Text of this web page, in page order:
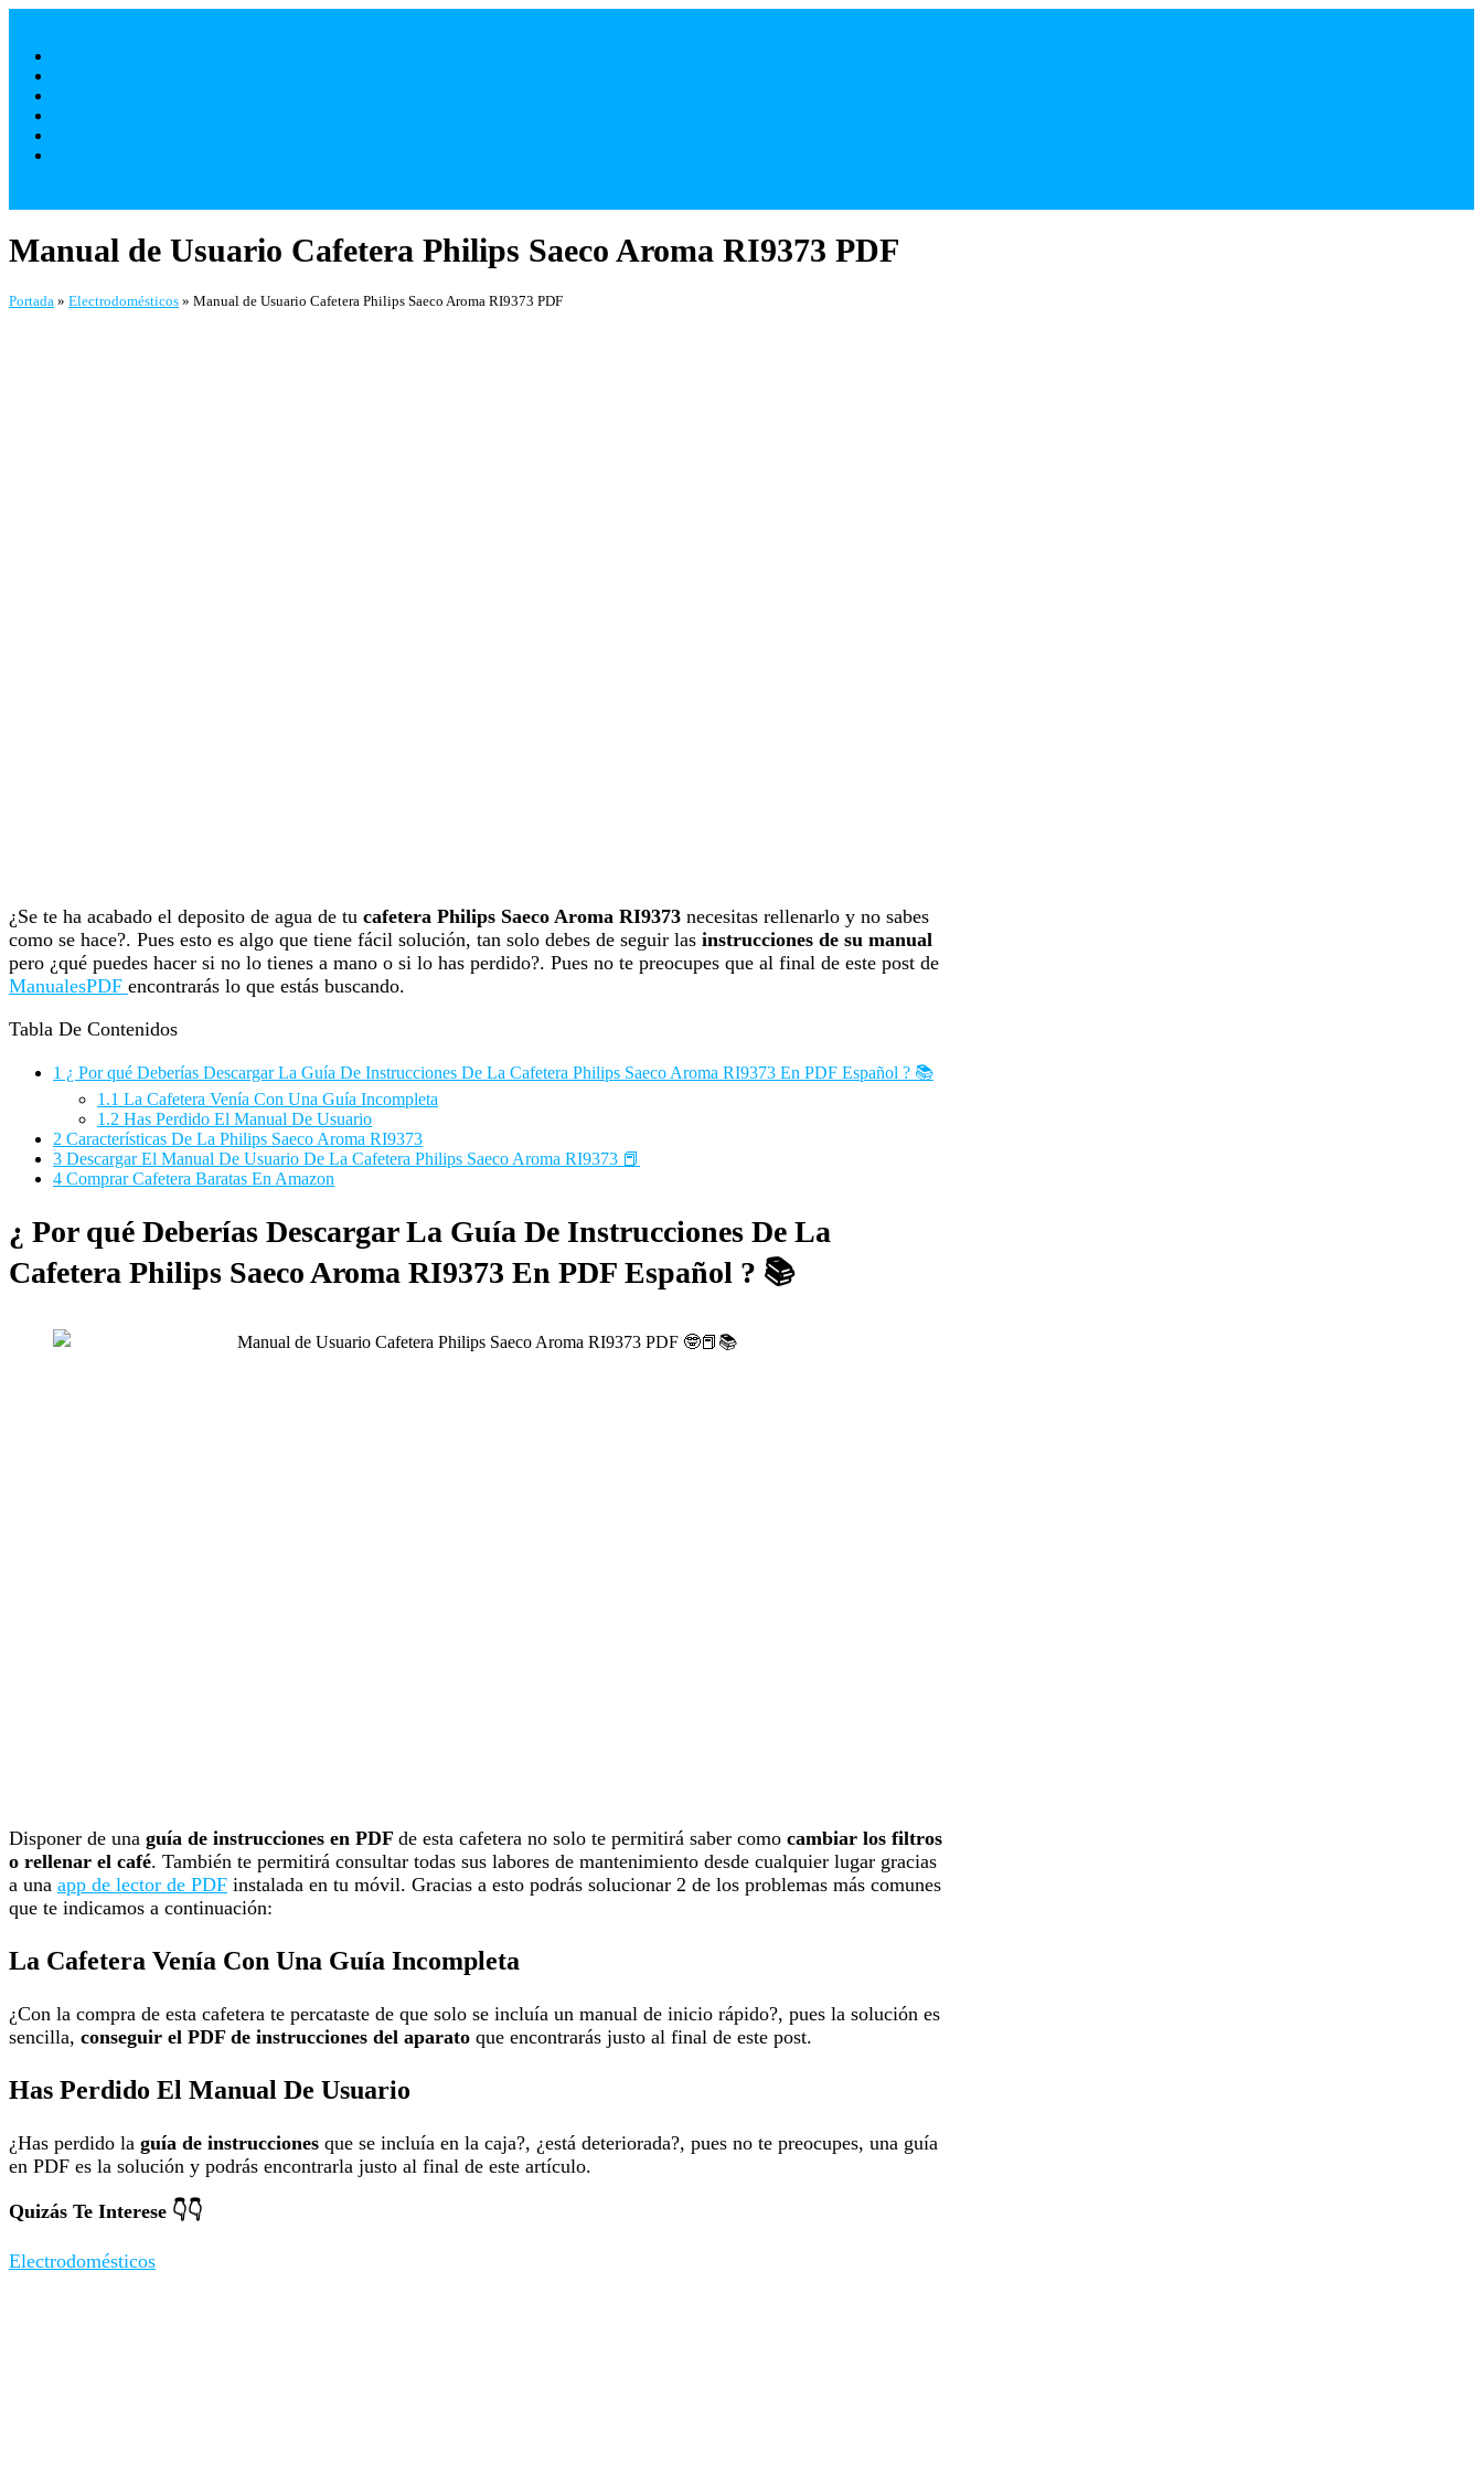
contenido
Manual de Usuario Cafetera Philips Saeco Aroma RI9373 PDF
Portada » Electrodomésticos » Manual de Usuario Cafetera Philips Saeco Aroma RI9373 PDF
¿Se te ha acabado el deposito de agua de tu cafetera Philips Saeco Aroma RI9373 necesitas rellenarlo y no sabes
como se hace?. Pues esto es algo que tiene fácil solución, tan solo debes de seguir las instrucciones de su manual
pero ¿qué puedes hacer si no lo tienes a mano o si lo has perdido?. Pues no te preocupes que al final de este post de
ManualesPDF encontrarás lo que estás buscando.
Tabla De Contenidos
1 ¿ Por qué Deberías Descargar La Guía De Instrucciones De La Cafetera Philips Saeco Aroma RI9373 En PDF Español ? 📚
1.1 La Cafetera Venía Con Una Guía Incompleta
1.2 Has Perdido El Manual De Usuario
2 Características De La Philips Saeco Aroma RI9373
3 Descargar El Manual De Usuario De La Cafetera Philips Saeco Aroma RI9373 📕
4 Comprar Cafetera Baratas En Amazon
¿ Por qué Deberías Descargar La Guía De Instrucciones De La
Cafetera Philips Saeco Aroma RI9373 En PDF Español ? 📚
Disponer de una guía de instrucciones en PDF de esta cafetera no solo te permitirá saber como cambiar los filtros
o rellenar el café. También te permitirá consultar todas sus labores de mantenimiento desde cualquier lugar gracias
a una app de lector de PDF instalada en tu móvil. Gracias a esto podrás solucionar 2 de los problemas más comunes
que te indicamos a continuación:
La Cafetera Venía Con Una Guía Incompleta
¿Con la compra de esta cafetera te percataste de que solo se incluía un manual de inicio rápido?, pues la solución es
sencilla, conseguir el PDF de instrucciones del aparato que encontrarás justo al final de este post.
Has Perdido El Manual De Usuario
¿Has perdido la guía de instrucciones que se incluía en la caja?, ¿está deteriorada?, pues no te preocupes, una guía
en PDF es la solución y podrás encontrarla justo al final de este artículo.
Quizás Te Interese 👇👇
Electrodomésticos